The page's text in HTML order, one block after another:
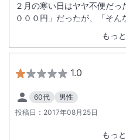
もっ
２月の寒い日はヤヤ不便だ
０００円」だったが、「そ
た。 「白浜」ブランドとい
ながったようだ。 食事は美
エントランスでのコーヒー無
た。
1.0
60代
男性
投稿日： 2017年08月25日
もっ